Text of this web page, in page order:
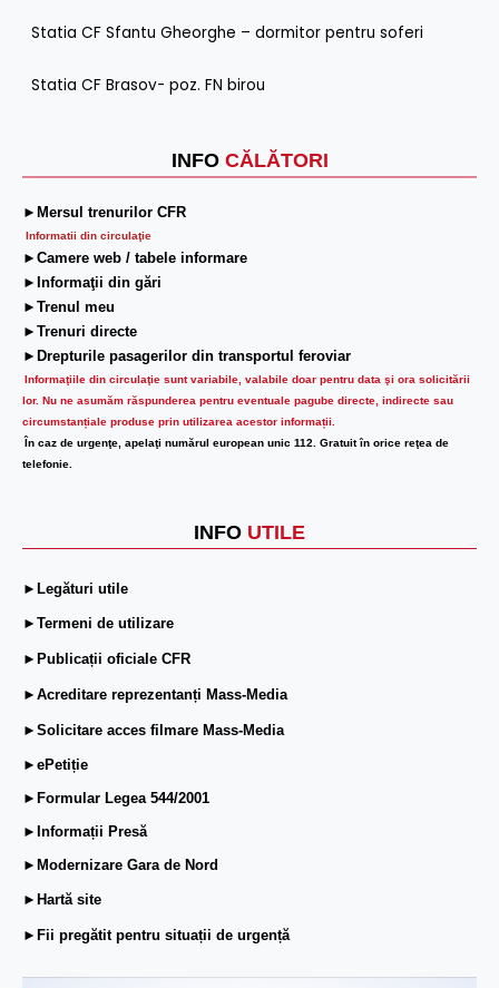
INFO CĂLĂTORI
►Mersul trenurilor CFR
Informatii din circulaţie
►Camere web / tabele informare
►Informaţii din gări
►Trenul meu
►Trenuri directe
►Drepturile pasagerilor din transportul feroviar
Informaţiile din circulaţie sunt variabile, valabile doar pentru data şi ora solicitării
lor. Nu ne asumăm răspunderea pentru eventuale pagube directe, indirecte sau
circumstanțiale produse prin utilizarea acestor informații.
În caz de urgenţe, apelaţi numărul european unic 112. Gratuit în orice reţea de
telefonie.
INFO UTILE
►Legături utile
►Termeni de utilizare
►Publicații oficiale CFR
►Acreditare reprezentanți Mass-Media
►Solicitare acces filmare Mass-Media
►ePetiție
►Formular Legea 544/2001
►Informații Presă
►Modernizare Gara de Nord
►Hartă site
►Fii pregătit pentru situații de urgență
Statia CF Sfantu Gheorghe – dormitor pentru soferi
Statia CF Brasov- poz. FN birou